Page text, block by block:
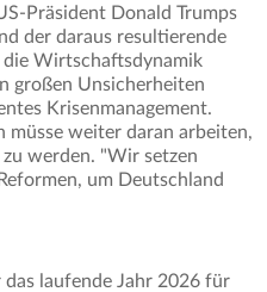
Präsident Donald Trumps
der daraus resultierende
die Wirtschaftsdynamik
großen Unsicherheiten
Krisenmanagement.
müsse weiter daran arbeiten,
werden. "Wir setzen
um Deutschland
das laufende Jahr 2026 für